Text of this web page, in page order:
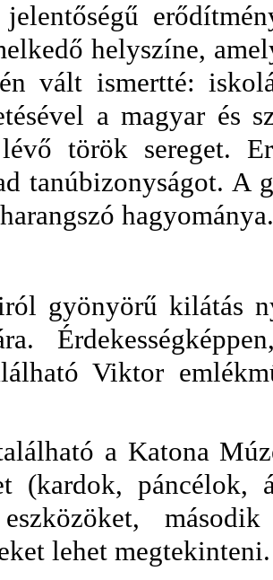
helyszíne,
vált ismertté:
a magyar és
török sereget.
tanúbizonyságot. A
hagyománya.
gyönyörű kilátás
Viktor
a Katona
(kardok, páncélok,
lehet megtekinteni.